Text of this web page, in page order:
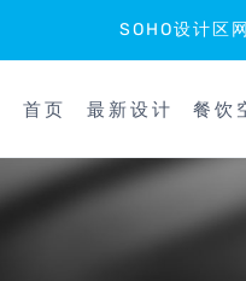
SOHO设计区
首页 最新设计 餐饮